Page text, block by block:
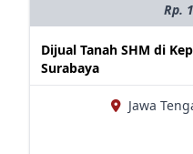
Rp.
Dijual Tanah SHM di
Surabaya
Jawa